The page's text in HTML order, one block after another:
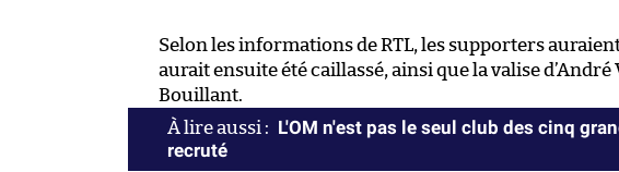
Selon les informations de RTL, les supporters
aurait ensuite été caillassé, ainsi que la valise d’André
Bouillant.
L'OM n'est pas le seul club des cinq
recruté